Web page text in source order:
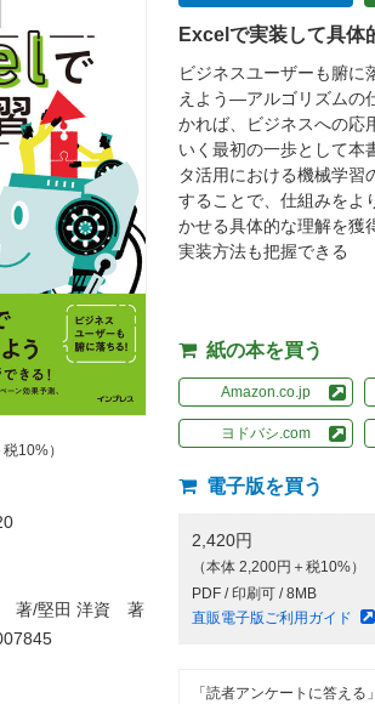
10%）
著/堅田 洋資 著
Excelで実装して具体
ビジネスユーザーも腑に
えよう―アルゴリズムの
かれば、ビジネスへの応
いく最初の一歩として
タ活用における機械学
することで、仕組みを
かせる具体的な理解を
実装方法も把握できる
紙の本を買う
Amazon.co.jp
ヨドバシ.com
電子版を買う
2,420円
（本体 2,200円＋税10%）
PDF / 印刷可 / 8MB
直販電子版ご利用ガイド
「読者アンケートに答え